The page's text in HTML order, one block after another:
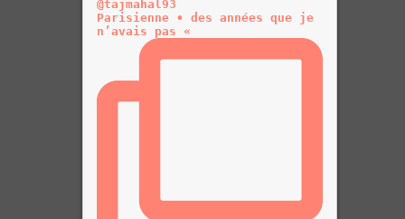
Parisienne • des années que je
n’avais pas «